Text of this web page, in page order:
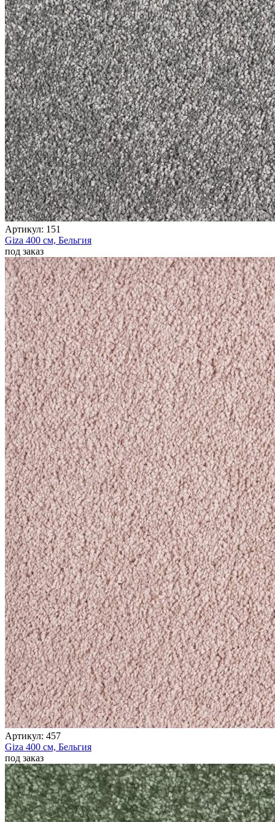
Артикул: 151
Giza 400 см, Бельгия
под заказ
Артикул: 457
Giza 400 см, Бельгия
под заказ